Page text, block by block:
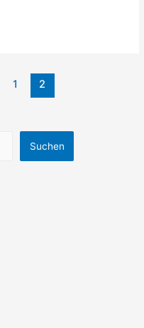
1 2
Suchen